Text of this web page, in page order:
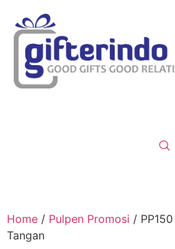
Home / Pulpen Promosi /
Tangan